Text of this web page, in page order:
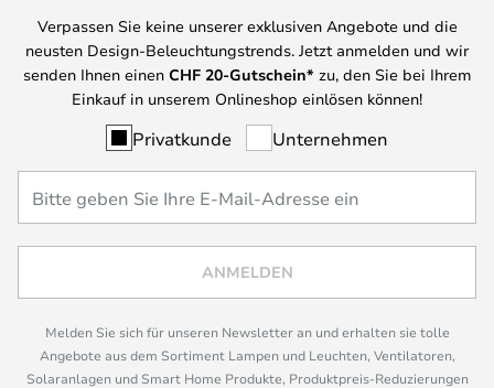
Verpassen Sie keine unserer exklusiven Angebote und die
neusten Design-Beleuchtungstrends. Jetzt anmelden und wir
senden Ihnen einen CHF 20-Gutschein* zu, den Sie bei Ihrem
Einkauf in unserem Onlineshop einlösen können!
Privatkunde Unternehmen
ANMELDEN
Melden Sie sich für unseren Newsletter an und erhalten sie tolle
Angebote aus dem Sortiment Lampen und Leuchten, Ventilatoren,
Solaranlagen und Smart Home Produkte, Produktpreis-Reduzierungen